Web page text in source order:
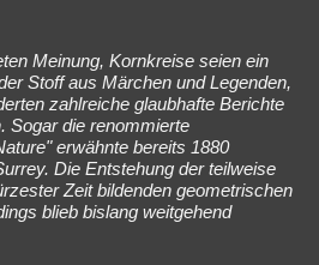
Meinung, Kornkreise seien ein
Stoff aus Märchen und Legenden,
zahlreiche glaubhafte Berichte
Sogar die renommierte
erwähnte bereits 1880
Die Entstehung der teilweise
Zeit bildenden geometrischen
blieb bislang weitgehend